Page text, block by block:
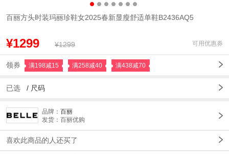
百丽方头时装玛丽珍鞋女2025春新显瘦舒适单鞋B2436AQ5
¥1299 ¥1299 可用优惠券
领券 满198减15 满258减40 满438减70
已选 / 尺码
品牌： 百丽
发货：百丽优购
喜欢此商品的人还买了